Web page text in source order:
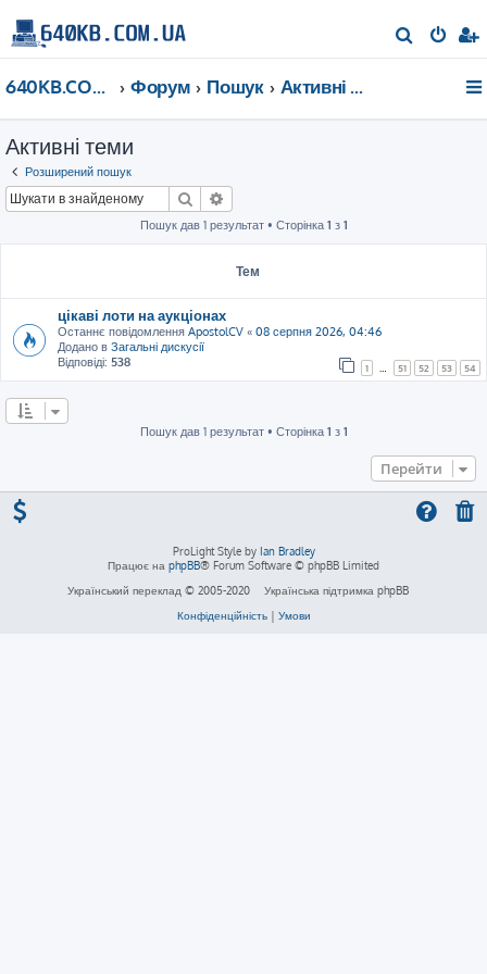
о
640KB.COM.UA Форум Пошук Активні теми
Активні теми
Розширений пошук
Пошук
Пошук дав 1 результат • Сторінка 1 з 1
Тем
цікаві лоти на аукціонах
Останнє повідомлення ApostolCV « 08 серпня 2026, 04:46
Додано в Загальні дискусії
Відповіді: 538 1 51 52 53 54
Пошук дав 1 результат • Сторінка 1 з 1
Перейти
ProLight Style by Ian Bradley
Працює на phpBB® Forum Software © phpBB Limited
Український переклад © 2005-2020
Українська підтримка phpBB
Конфіденційність| Умови